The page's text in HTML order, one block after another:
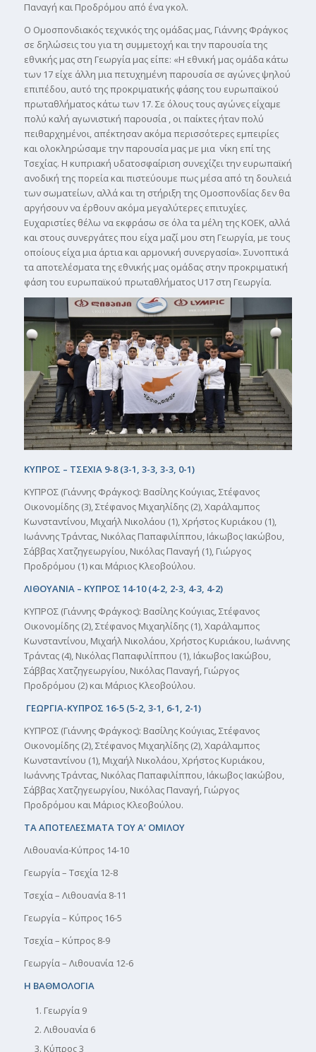
Παναγή και Προδρόμου από ένα γκολ.
Ο Ομοσπονδιακός τεχνικός της ομάδας μας, Γιάννης Φράγκος
σε δηλώσεις του για τη συμμετοχή και την παρουσία της
εθνικής μας στη Γεωργία μας είπε: «Η εθνική μας ομάδα κάτω
των 17 είχε άλλη μια πετυχημένη παρουσία σε αγώνες ψηλού
επιπέδου, αυτό της προκριματικής φάσης του ευρωπαϊκού
πρωταθλήματος κάτω των 17. Σε όλους τους αγώνες είχαμε
πολύ καλή αγωνιστική παρουσία , οι παίκτες ήταν πολύ
πειθαρχημένοι, απέκτησαν ακόμα περισσότερες εμπειρίες
και ολοκληρώσαμε την παρουσία μας με μια νίκη επί της
Τσεχίας. Η κυπριακή υδατοσφαίριση συνεχίζει την ευρωπαϊκή
ανοδική της πορεία και πιστεύουμε πως μέσα από τη δουλειά
των σωματείων, αλλά και τη στήριξη της Ομοσπονδίας δεν θα
αργήσουν να έρθουν ακόμα μεγαλύτερες επιτυχίες.
Ευχαριστίες θέλω να εκφράσω σε όλα τα μέλη της ΚΟΕΚ, αλλά
και στους συνεργάτες που είχα μαζί μου στη Γεωργία, με τους
οποίους είχα μια άρτια και αρμονική συνεργασία». Συνοπτικά
τα αποτελέσματα της εθνικής μας ομάδας στην προκριματική
φάση του ευρωπαϊκού πρωταθλήματος U17 στη Γεωργία.
ΚΥΠΡΟΣ – ΤΣΕΧΙΑ 9-8 (3-1, 3-3, 3-3, 0-1)
ΚΥΠΡΟΣ (Γιάννης Φράγκος): Βασίλης Κούγιας, Στέφανος
Οικονομίδης (3), Στέφανος Μιχαηλίδης (2), Χαράλαμπος
Κωνσταντίνου, Μιχαήλ Νικολάου (1), Χρήστος Κυριάκου (1),
Ιωάννης Τράντας, Νικόλας Παπαφιλίππου, Ιάκωβος Ιακώβου,
Σάββας Χατζηγεωργίου, Νικόλας Παναγή (1), Γιώργος
Προδρόμου (1) και Μάριος Κλεοβούλου.
ΛΙΘΟΥΑΝΙΑ – ΚΥΠΡΟΣ 14-10 (4-2, 2-3, 4-3, 4-2)
ΚΥΠΡΟΣ (Γιάννης Φράγκος): Βασίλης Κούγιας, Στέφανος
Οικονομίδης (2), Στέφανος Μιχαηλίδης (1), Χαράλαμπος
Κωνσταντίνου, Μιχαήλ Νικολάου, Χρήστος Κυριάκου, Ιωάννης
Τράντας (4), Νικόλας Παπαφιλίππου (1), Ιάκωβος Ιακώβου,
Σάββας Χατζηγεωργίου, Νικόλας Παναγή, Γιώργος
Προδρόμου (2) και Μάριος Κλεοβούλου.
ΓΕΩΡΓΙΑ-ΚΥΠΡΟΣ 16-5 (5-2, 3-1, 6-1, 2-1)
ΚΥΠΡΟΣ (Γιάννης Φράγκος): Βασίλης Κούγιας, Στέφανος
Οικονομίδης (2), Στέφανος Μιχαηλίδης (2), Χαράλαμπος
Κωνσταντίνου (1), Μιχαήλ Νικολάου, Χρήστος Κυριάκου,
Ιωάννης Τράντας, Νικόλας Παπαφιλίππου, Ιάκωβος Ιακώβου,
Σάββας Χατζηγεωργίου, Νικόλας Παναγή, Γιώργος
Προδρόμου και Μάριος Κλεοβούλου.
ΤΑ ΑΠΟΤΕΛΕΣΜΑΤΑ ΤΟΥ Α’ ΟΜΙΛΟΥ
Λιθουανία-Κύπρος 14-10
Γεωργία – Τσεχία 12-8
Τσεχία – Λιθουανία 8-11
Γεωργία – Κύπρος 16-5
Τσεχία – Κύπρος 8-9
Γεωργία – Λιθουανία 12-6
Η ΒΑΘΜΟΛΟΓΙΑ
Γεωργία 9
Λιθουανία 6
Κύπρος 3